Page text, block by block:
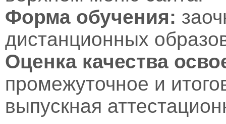
Форма обучения:
дистанционных
Оценка качества
промежуточное и
выпускная